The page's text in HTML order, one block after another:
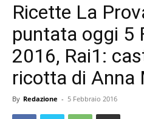
Ricette La
puntata oggi 5
2016, Rai1:
ricotta di Anna
By Redazione - 5 Febbraio 2016